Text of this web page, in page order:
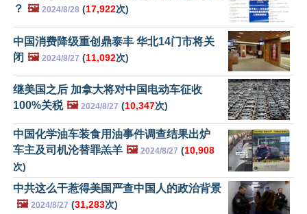
？ 🖼️ 2024/8/28 (17,922次)
中国消费降级重创鼎泰丰 华北14门市将关
闭 🖼️ 2024/8/27 (11,092次)
继美国之后 加拿大将对中国电动车征收
100%关税 🖼️ 2024/8/27 (10,347次)
中国化学油车装食用油事件调查结果出炉
车主及司机沦替罪羔羊 🖼️ 2024/8/27 (10,908
次)
中共这么干惹得美国严查中国人的政治背景
🖼️ 2024/8/27 (31,283次)